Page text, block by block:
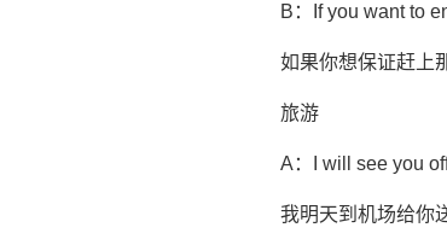
B：If you want to
如果你想保证赶上
旅游
A：I will see you
我明天到机场给你